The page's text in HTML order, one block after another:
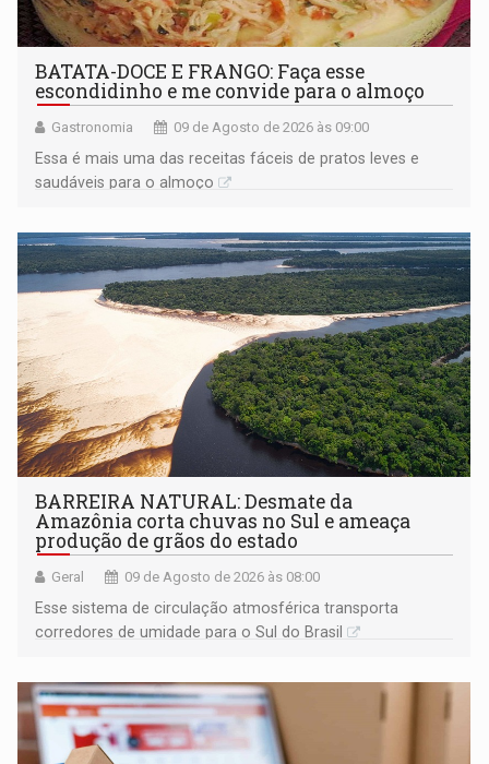
BATATA-DOCE E FRANGO: Faça esse
escondidinho e me convide para o almoço
Gastronomia 09 de Agosto de 2026 às 09:00
Essa é mais uma das receitas fáceis de pratos leves e
saudáveis para o almoço
BARREIRA NATURAL: Desmate da
Amazônia corta chuvas no Sul e ameaça
produção de grãos do estado
Geral 09 de Agosto de 2026 às 08:00
Esse sistema de circulação atmosférica transporta
corredores de umidade para o Sul do Brasil